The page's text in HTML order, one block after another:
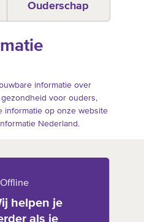
Ouderschap
informatie over
voor ouders,
informatie op onze website
Nederland.
Offline
helpen je
als je